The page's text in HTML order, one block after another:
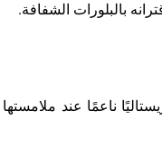
بالبلورات الشفافة.
ناعمًا عند